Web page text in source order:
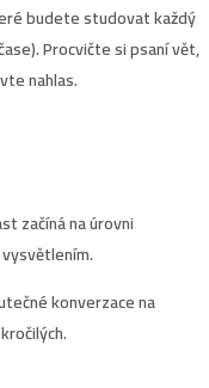
budete studovat každý
Procvičte si psaní vět,
nahlas.
začíná na úrovni
konverzace na